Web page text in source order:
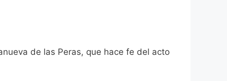
de las Peras, que hace fe del acto